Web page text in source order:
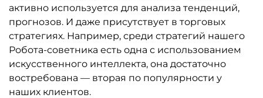
активно используется для анализа тенденций,
прогнозов. И даже присутствует в торговых
стратегиях. Например, среди стратегий нашего
Робота-советника есть одна с использованием
искусственного интеллекта, она достаточно
востребована — вторая по популярности у
наших клиентов.